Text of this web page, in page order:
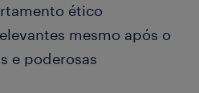
ético
mesmo após o
e poderosas